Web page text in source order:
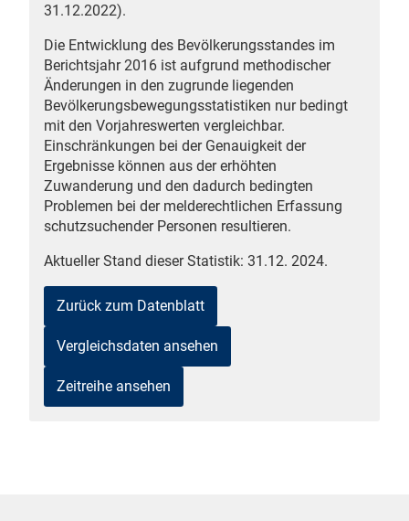
31.12.2022).
Die Entwicklung des Bevölkerungsstandes im
Berichtsjahr 2016 ist aufgrund methodischer
Änderungen in den zugrunde liegenden
Bevölkerungsbewegungsstatistiken nur bedingt
mit den Vorjahreswerten vergleichbar.
Einschränkungen bei der Genauigkeit der
Ergebnisse können aus der erhöhten
Zuwanderung und den dadurch bedingten
Problemen bei der melderechtlichen Erfassung
schutzsuchender Personen resultieren.
Aktueller Stand dieser Statistik: 31.12. 2024.
Zurück zum Datenblatt
Vergleichsdaten ansehen
Zeitreihe ansehen